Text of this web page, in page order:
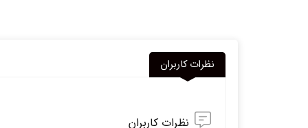
نظرات کاربران
نظرات کاربران